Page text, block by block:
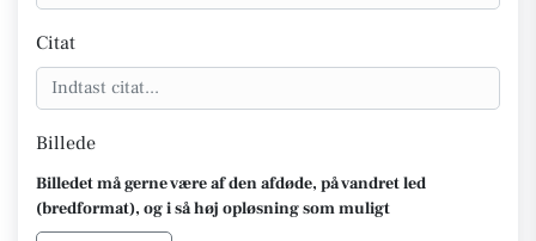
Citat
Billede
Billedet må gerne være af den afdøde, på vandret led
(bredformat), og i så høj opløsning som muligt